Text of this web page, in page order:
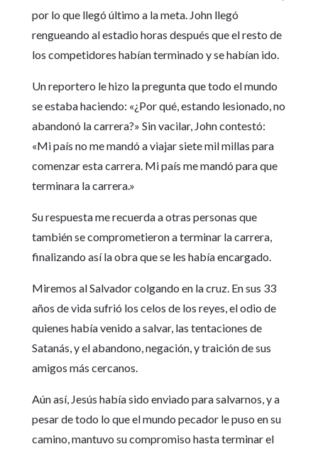
por lo que llegó último a la meta. John llegó
rengueando al estadio horas después que el resto de
los competidores habían terminado y se habían ido.
Un reportero le hizo la pregunta que todo el mundo
se estaba haciendo: «¿Por qué, estando lesionado, no
abandonó la carrera?» Sin vacilar, John contestó:
«Mi país no me mandó a viajar siete mil millas para
comenzar esta carrera. Mi país me mandó para que
terminara la carrera.»
Su respuesta me recuerda a otras personas que
también se comprometieron a terminar la carrera,
finalizando así la obra que se les había encargado.
Miremos al Salvador colgando en la cruz. En sus 33
años de vida sufrió los celos de los reyes, el odio de
quienes había venido a salvar, las tentaciones de
Satanás, y el abandono, negación, y traición de sus
amigos más cercanos.
Aún así, Jesús había sido enviado para salvarnos, y a
pesar de todo lo que el mundo pecador le puso en su
camino, mantuvo su compromiso hasta terminar el